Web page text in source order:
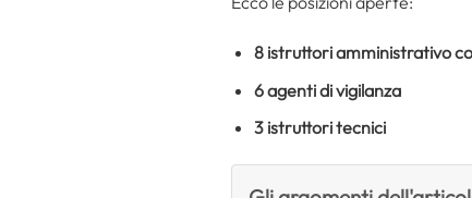
8 istruttori amministrativo
6agenti di vigilanza
3 istruttori tecnici